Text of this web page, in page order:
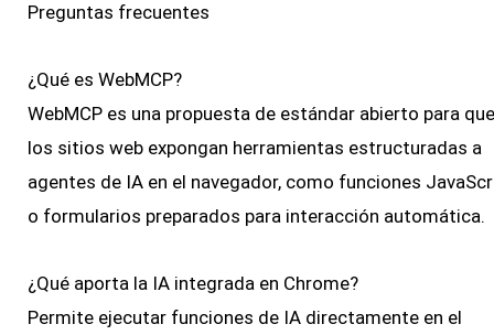
Preguntas frecuentes
¿Qué es WebMCP?
WebMCP es una propuesta de estándar abierto para que
los sitios web expongan herramientas estructuradas a
agentes de IA en el navegador, como funciones
o formularios preparados para interacción automática.
¿Qué aporta la IA integrada en Chrome?
Permite ejecutar funciones de IA directamente en el